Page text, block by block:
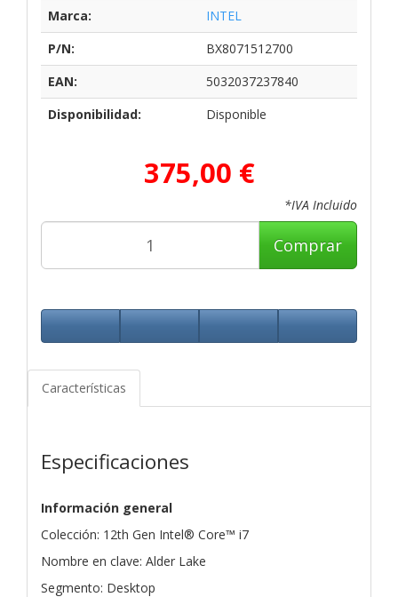
Marca:
INTEL
P/N:
BX8071512700
EAN:
5032037237840
Disponibilidad:
Disponible
375,00 €
*IVA Incluido
Comprar
Características
Especificaciones
Información general
Colección: 12th Gen Intel® Core™ i7
Nombre en clave: Alder Lake
Segmento: Desktop